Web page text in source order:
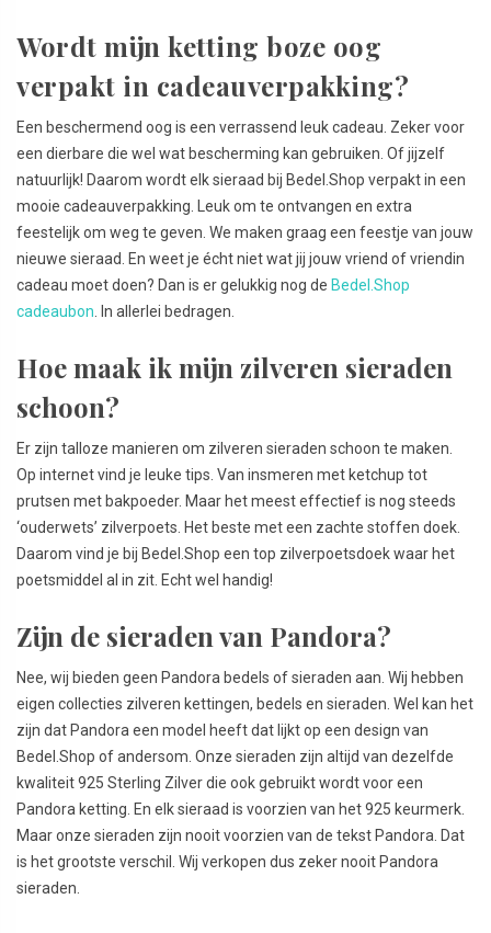
Wordt mijn ketting boze oog
verpakt in cadeauverpakking?
Een beschermend oog is een verrassend leuk cadeau. Zeker voor
een dierbare die wel wat bescherming kan gebruiken. Of jijzelf
natuurlijk! Daarom wordt elk sieraad bij Bedel.Shop verpakt in een
mooie cadeauverpakking. Leuk om te ontvangen en extra
feestelijk om weg te geven. We maken graag een feestje van jouw
nieuwe sieraad. En weet je écht niet wat jij jouw vriend of vriendin
cadeau moet doen? Dan is er gelukkig nog de Bedel.Shop
cadeaubon . In allerlei bedragen.
Hoe maak ik mijn zilveren sieraden
schoon?
Er zijn talloze manieren om zilveren sieraden schoon te maken.
Op internet vind je leuke tips. Van insmeren met ketchup tot
prutsen met bakpoeder. Maar het meest effectief is nog steeds
‘ouderwets’ zilverpoets. Het beste met een zachte stoffen doek.
Daarom vind je bij Bedel.Shop een top zilverpoetsdoek waar het
poetsmiddel al in zit. Echt wel handig!
Zijn de sieraden van Pandora?
Nee, wij bieden geen Pandora bedels of sieraden aan. Wij hebben
eigen collecties zilveren kettingen, bedels en sieraden. Wel kan het
zijn dat Pandora een model heeft dat lijkt op een design van
Bedel.Shop of andersom. Onze sieraden zijn altijd van dezelfde
kwaliteit 925 Sterling Zilver die ook gebruikt wordt voor een
Pandora ketting. En elk sieraad is voorzien van het 925 keurmerk.
Maar onze sieraden zijn nooit voorzien van de tekst Pandora. Dat
is het grootste verschil. Wij verkopen dus zeker nooit Pandora
sieraden.